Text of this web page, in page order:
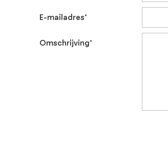
E-mailadres*
Omschrijving*